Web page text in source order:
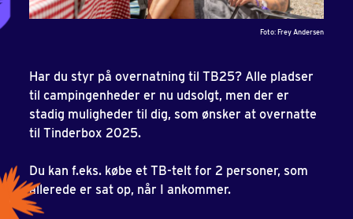
Foto: Frey Andersen
Har du styr på overnatning til TB25? Alle pladser
til campingenheder er nu udsolgt, men der er
stadig muligheder til dig, som ønsker at overnatte
til Tinderbox 2025.
Du kan f.eks. købe et TB-telt for 2 personer, som
allerede er sat op, når I ankommer.